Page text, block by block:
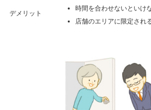
デメリット
時間を合わせないといけ
店舗のエリアに限定され